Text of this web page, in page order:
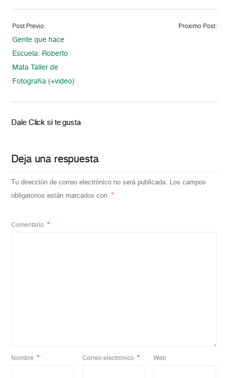
Post Previo:
Gente que hace
Escuela: Roberto
Mata Taller de
Fotografía (+video)
Proximo Post:
Dale Click si te gusta
Deja una respuesta
Tu dirección de correo electrónico no será publicada. Los campos
obligatorios están marcados con *
Comentario *
Nombre * Correo electrónico * Web